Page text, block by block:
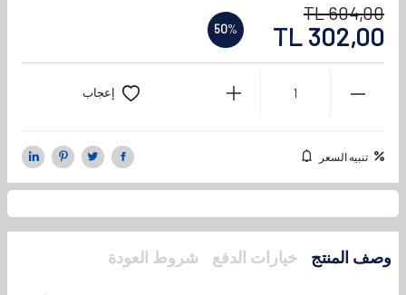
604,00
TL
302,00
%
50
إعجاب
تنبيه السعر
وصف المنتج خيارات الدفع شروط العودة